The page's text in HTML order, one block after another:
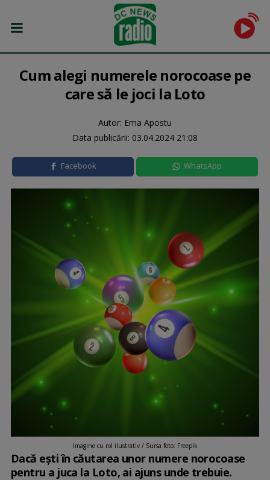
Cum alegi numerele norocoase pe
care să le joci la Loto
Autor: Ema Apostu
Data publicării: 03.04.2024 21:08
Facebook WhatsApp
Imagine cu rol ilustrativ / Sursa foto: Freepik
Dacă ești în căutarea unor numere norocoase
pentru a juca la Loto, ai ajuns unde trebuie.